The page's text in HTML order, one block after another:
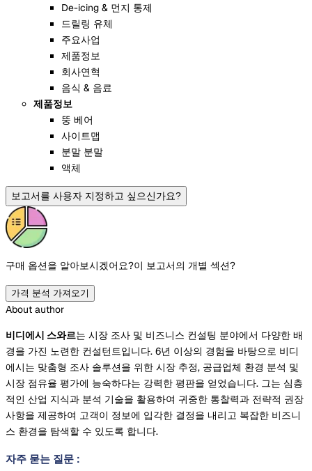
De-icing & 먼지 통제
드릴링 유체
주요사업
제품정보
회사연혁
음식 & 음료
제품정보
뚱 베어
사이트맵
분말 분말
액체
보고서를 사용자 지정하고 싶으신가요?
구매 옵션을 알아보시겠어요?이 보고서의 개별 섹션?
가격 분석 가져오기
About author
비디에시 스와르는 시장 조사 및 비즈니스 컨설팅 분야에서 다양한 배
경을 가진 노련한 컨설턴트입니다. 6년 이상의 경험을 바탕으로 비디
에시는 맞춤형 조사 솔루션을 위한 시장 추정, 공급업체 환경 분석 및
시장 점유율 평가에 능숙하다는 강력한 평판을 얻었습니다. 그는 심층
적인 산업 지식과 분석 기술을 활용하여 귀중한 통찰력과 전략적 권장
사항을 제공하여 고객이 정보에 입각한 결정을 내리고 복잡한 비즈니
스 환경을 탐색할 수 있도록 합니다.
자주 묻는 질문 :